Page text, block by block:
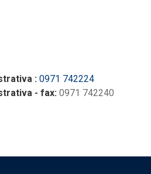
: 0971 742224
- fax: 0971 742240